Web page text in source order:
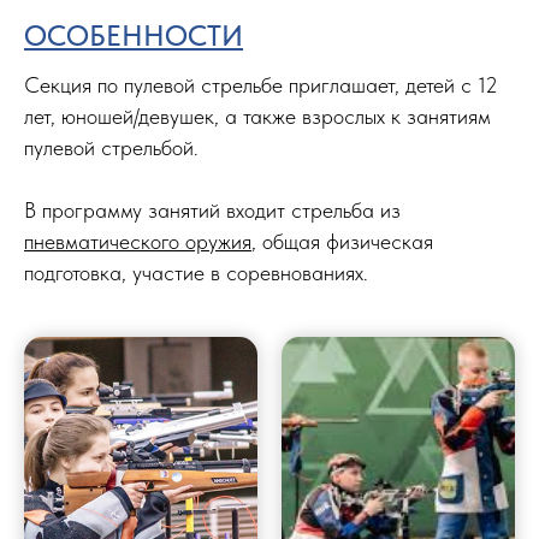
ОСОБЕННОСТИ
Секция по пулевой стрельбе приглашает, детей с 12
лет, юношей/девушек, а также взрослых к занятиям
пулевой стрельбой.
В программу занятий входит стрельба из
пневматического оружия, общая физическая
подготовка, участие в соревнованиях.